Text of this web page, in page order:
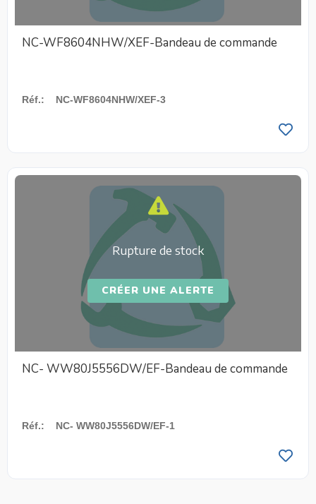
NC-WF8604NHW/XEF-Bandeau de commande
Réf.: NC-WF8604NHW/XEF-3
Rupture de stock
CRÉER UNE ALERTE
NC- WW80J5556DW/EF-Bandeau de commande
Réf.: NC- WW80J5556DW/EF-1